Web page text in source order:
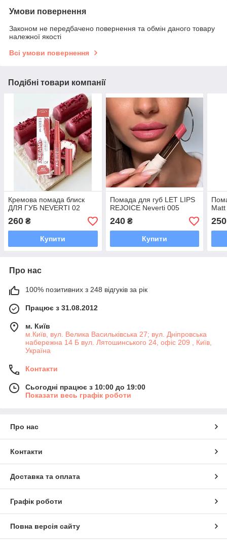
Умови повернення
Законом не передбачено повернення та обмін даного товару
належної якості
Всі умови повернення
Подібні товари компанії
Кремова помада блиск
ДЛЯ ГУБ NEVERTI 02
260 ₴
Купити
Помада для губ LET LIPS
REJOICE Neverti 005
240₴
Купити
250
Про нас
100% позитивних з 248 відгуків за рік
Працює з 31.08.2012
м. Київ
м.Київ, вул. Велика Васильківська 27; вул. Дніпровська
набережна 14 Б вул. Лятошинського 24, офіс 209 , Київ,
Україна
Контакти
Сьогодні працює з 10:00 до 19:00
Показати весь графік роботи
Про нас
Контакти
Доставка та оплата
Графік роботи
Повна версія сайту